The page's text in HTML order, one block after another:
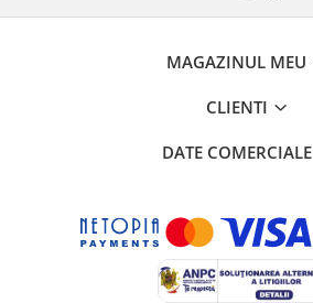
MAGAZINUL MEU
CLIENTI
DATE COMERCIALE